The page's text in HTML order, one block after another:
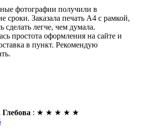
фотографии получили в
сроки. Заказала печать А4 с рамкой,
сделать легче, чем думала.
простота оформления на сайте и
в пункт. Рекомендую
: ★ ★ ★ ★ ★